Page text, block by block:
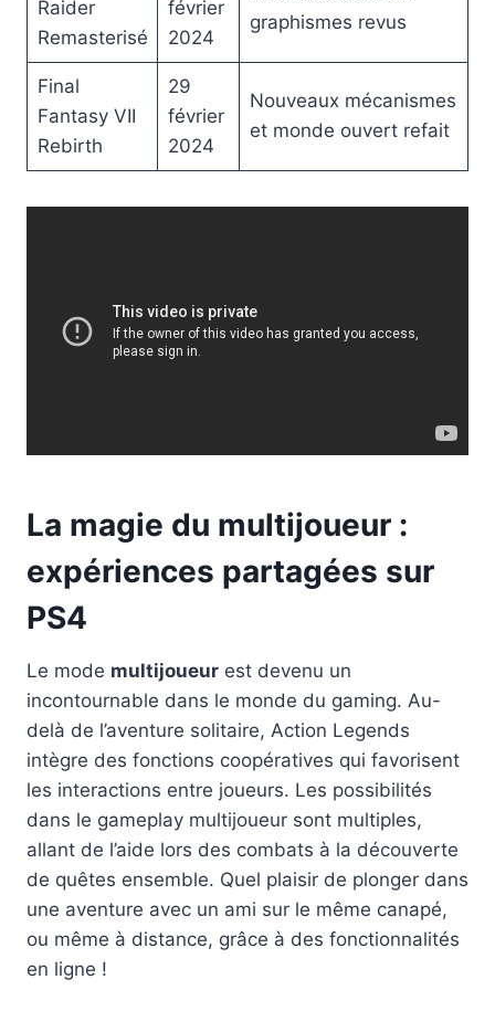
Raider
Remasterisé
février
2024
graphismes revus
Final
Fantasy VII
Rebirth
29
février
2024
Nouveaux mécanismes
et monde ouvert refait
La magie du multijoueur :
expériences partagées sur
PS4
Le mode multijoueur est devenu un
incontournable dans le monde du gaming. Au-
delà de l’aventure solitaire, Action Legends
intègre des fonctions coopératives qui favorisent
les interactions entre joueurs. Les possibilités
dans le gameplay multijoueur sont multiples,
allant de l’aide lors des combats à la découverte
de quêtes ensemble. Quel plaisir de plonger dans
une aventure avec un ami sur le même canapé,
ou même à distance, grâce à des fonctionnalités
en ligne !